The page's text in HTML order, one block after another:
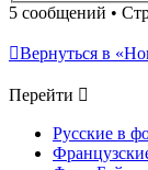
5 сообщений •
Вернуться в
Перейти
Русские в